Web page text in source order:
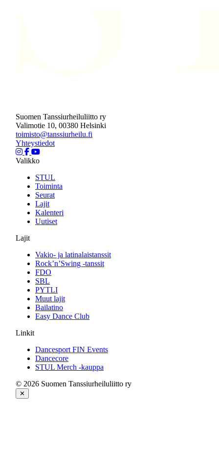
Suomen Tanssiurheiluliitto ry
Valimotie 10, 00380 Helsinki
toimisto@tanssiurheilu.fi
Yhteystiedot
Valikko
STUL
Toiminta
Seurat
Lajit
Kalenteri
Uutiset
Lajit
Vakio- ja latinalaistanssit
Rock’n’Swing -tanssit
FDO
SBL
PYTLI
Muut lajit
Bailatino
Easy Dance Club
Linkit
Dancesport FIN Events
Dancecore
STUL Merch -kauppa
© 2026 Suomen Tanssiurheiluliitto ry
✕